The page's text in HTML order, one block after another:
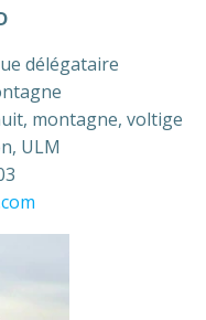
délégataire
montagne, voltige
ULM